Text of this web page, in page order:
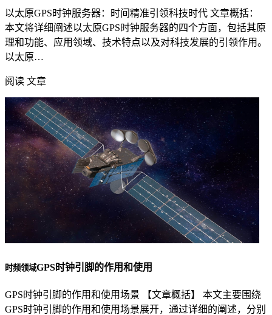
以太原GPS时钟服务器：时间精准引领科技时代 文章概括：
本文将详细阐述以太原GPS时钟服务器的四个方面，包括其原
理和功能、应用领域、技术特点以及对科技发展的引领作用。
以太原…
阅读 文章
时频领域GPS时钟引脚的作用和使用
GPS时钟引脚的作用和使用场景 【文章概括】 本文主要围绕
GPS时钟引脚的作用和使用场景展开，通过详细的阐述，分别